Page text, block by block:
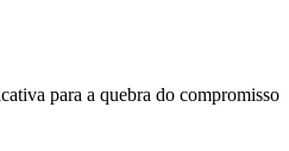
para a quebra do compromisso